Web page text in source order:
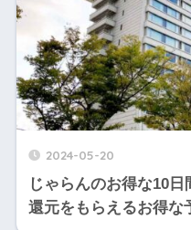
2024-05-20
じゃらんのお得な10
還元をもらえるお得な